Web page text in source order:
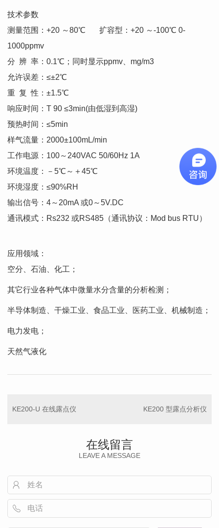
技术参数
测量范围：+20 ～80℃ 扩容型：+20 ～-100℃ 0-
1000ppmv
分 辨 率：0.1℃；同时显示ppmv、mg/m3
允许误差：≤±2℃
重 复 性：±1.5℃
响应时间：T 90 ≤3min(由低湿到高湿)
预热时间：≤5min
样气流量：2000±100mL/min
工作电源：100～240VAC 50/60Hz 1A
环境温度：－5℃～＋45℃
环境湿度：≤90%RH
输出信号：4～20mA 或0～5V.DC
通讯模式：Rs232 或RS485（通讯协议：Mod bus RTU）
应用领域：
空分、石油、化工；
其它行业各种气体中微量水分含量的分析检测；
半导体制造、干燥工业、食品工业、医药工业、机械制造；
电力发电；
天然气液化
KE200-U 在线露点仪 KE200 型露点分析仪
在线留言
LEAVE A MESSAGE